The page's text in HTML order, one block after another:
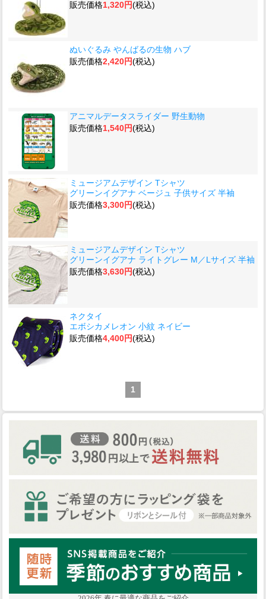
販売価格1,320円(税込)
ぬいぐるみ やんばるの生物 ハブ
販売価格2,420円(税込)
アニマルデータスライダー 野生動物
販売価格1,540円(税込)
ミュージアムデザイン Tシャツ
グリーンイグアナ ベージュ 子供サイズ 半袖
販売価格3,300円(税込)
ミュージアムデザイン Tシャツ
グリーンイグアナ ライトグレー M／Lサイズ 半袖
販売価格3,630円(税込)
ネクタイ
エボシカメレオン 小紋 ネイビー
販売価格4,400円(税込)
1